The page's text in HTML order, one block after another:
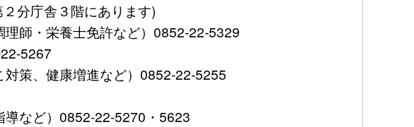
分庁舎３階にあります)
師・栄養士免許など）0852-22-5329
5267
対策、健康増進など）0852-22-5255
導など）0852-22-5270・5623